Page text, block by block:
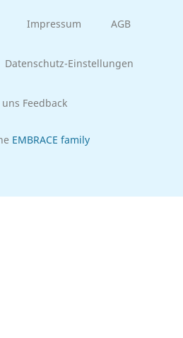
Impressum AGB
Datenschutz-Einstellungen
uns Feedback
EMBRACE family